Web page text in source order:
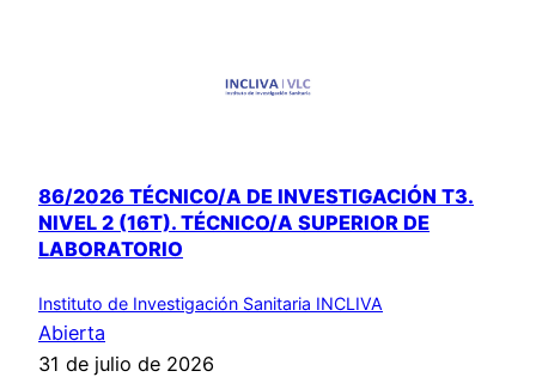
86/2026 TÉCNICO/A DE INVESTIGACIÓN T3.
NIVEL 2 (16T). TÉCNICO/A SUPERIOR DE
LABORATORIO
Instituto de Investigación Sanitaria INCLIVA
Abierta
31 de julio de 2026